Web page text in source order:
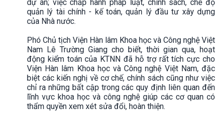
dự án; việc chấp hành pháp luật, chính sách, chế độ
quản lý tài chính - kế toán, quản lý đầu tư xây dựng
của Nhà nước.
Phó Chủ tịch Viện Hàn lâm Khoa học và Công nghệ Việt
Nam Lê Trường Giang cho biết, thời gian qua, hoạt
động kiểm toán của KTNN đã hỗ trợ rất tích cực cho
Viện Hàn lâm Khoa học và Công nghệ Việt Nam, đặc
biệt các kiến nghị về cơ chế, chính sách cũng như việc
chỉ ra những bất cập trong các quy định liên quan đến
lĩnh vực khoa học và công nghệ giúp các cơ quan có
thẩm quyền xem xét sửa đổi, hoàn thiện.